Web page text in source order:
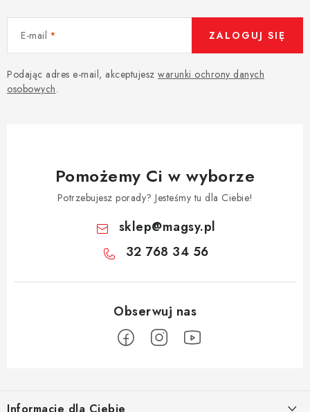
E-mail
Podając adres e-mail, akceptujesz warunki ochrony danych
osobowych.
ZALOGUJ SIĘ
Pomożemy Ci w wyborze
Potrzebujesz porady? Jesteśmy tu dla Ciebie!
sklep@magsy.pl
32 768 34 56